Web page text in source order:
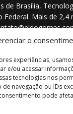
o
experiências,
e/ou acessar
tecnologias nos
navegação ou IDs
pode
de Brasília,
Mais de 2,4